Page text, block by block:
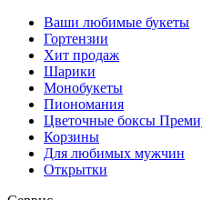
Ваши любимые букеты
Гортензии
Хит продаж
Шарики
Монобукеты
Пиономания
Цветочные боксы
Корзины
Для любимых мужчин
Открытки